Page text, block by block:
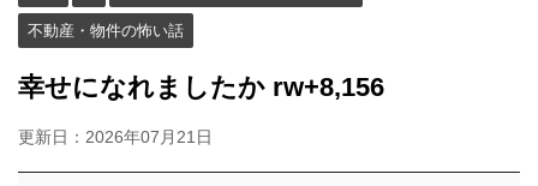
不動産・物件の怖い話
幸せになれましたか rw+8,156
更新日： 2026年07月21日